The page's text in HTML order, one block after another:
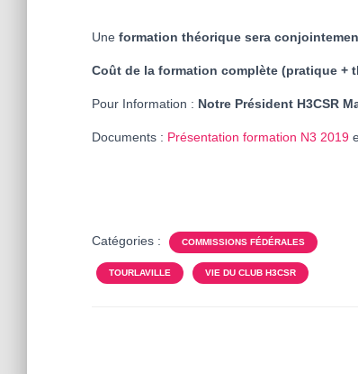
Une formation théorique sera
Coût de la formation complète (pratique +
Pour Information : Notre Président H3CSR
Documents : Présentation formation N3 2019
Catégories : COMMISSIONS FÉDÉRALES
TOURLAVILLE VIE DU CLUB H3CSR